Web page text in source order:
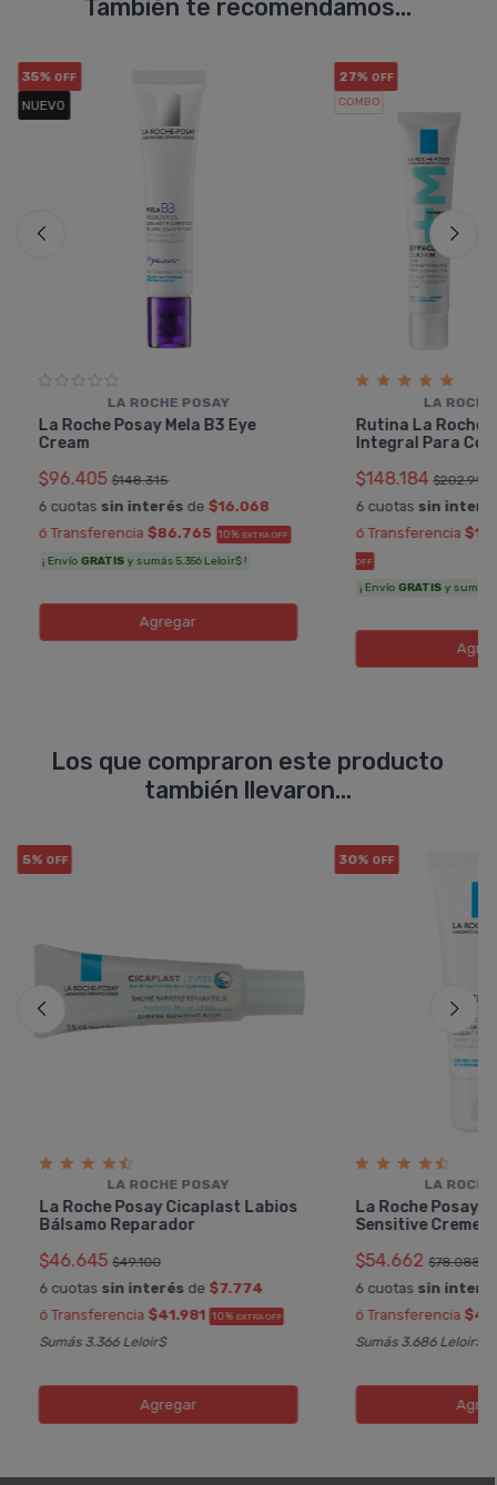
También te recomendamos...
35% OFF
NUEVO
LA ROCHE POSAY
La Roche Posay Mela B3 Eye
Cream
$96.405 $148.315
6 cuotas sin interés de $16.068
ó Transferencia $86.765 10% EXTRA OFF
¡ Envío GRATIS y sumás 5.356 Leloir$ !
Agregar
27% OFF
COMBO
LA
Rutina La Roche
Integral Para
$148.184 $202.992
6 cuotas sin
ó Transferencia
OFF
¡ Envío GRATIS y sumás
Los que compraron este producto
también llevaron...
5% OFF
LA ROCHE POSAY
La Roche Posay Cicaplast Labios
Bálsamo Reparador
$46.645 $49.100
6 cuotas sin interésde $7.774
ó Transferencia $41.981 10% EXTRA OFF
Sumás 3.366 Leloir$
Agregar
30% OFF
LA
La Roche Posay
Sensitive Creme
$54.662 $78.088
6 cuotas sin
ó Transferencia
Sumás 3.686 Leloir$